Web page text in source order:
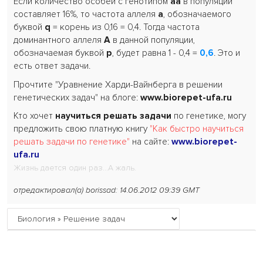
составляет 16%, то частота аллеля а, обозначаемого
буквой q = корень из 0,16 = 0,4. Тогда частота
доминантного аллеляА в данной популяции,
обозначаемая буквой p, будет равна 1 - 0,4 = 0,6. Это и
есть ответ задачи.
Прочтите "Уравнение Харди-Вайнберга в решении
генетических задач" на блоге:www.biorepet-ufa.ru
Кто хочет научиться решать задачи по генетике, могу
предложить свою платную книгу "Как быстро научиться
решать задачи по генетике" на сайте:www.biorepet-
ufa.ru
Жизнь дается один раз...А жаль.
отредактировал(а) borissad: 14.06.2012 09:39 GMT